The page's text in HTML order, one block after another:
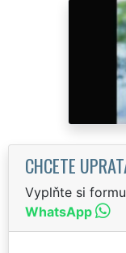
CHCETE
Vyplňte si
WhatsApp